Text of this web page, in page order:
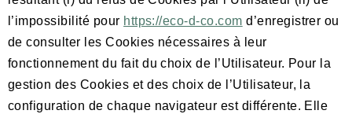
l’impossibilité pour https://eco-d-co.com d’enregistrer ou
de consulter les Cookies nécessaires à leur
fonctionnement du fait du choix de l’Utilisateur. Pour la
gestion des Cookies et des choix de l’Utilisateur, la
configuration de chaque navigateur est différente. Elle